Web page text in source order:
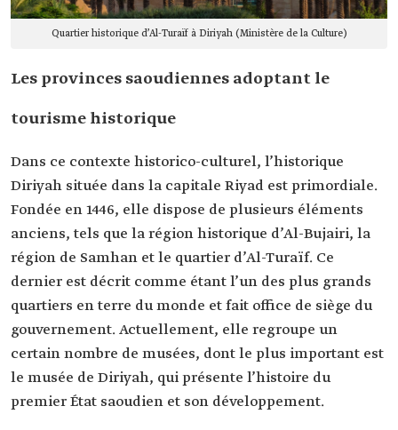
Quartier historique d’Al-Turaïf à Diriyah (Ministère de la Culture)
Les provinces saoudiennes adoptant le
tourisme historique
Dans ce contexte historico-culturel, l’historique
Diriyah située dans la capitale Riyad est primordiale.
Fondée en 1446, elle dispose de plusieurs éléments
anciens, tels que la région historique d’Al-Bujairi, la
région de Samhan et le quartier d’Al-Turaïf. Ce
dernier est décrit comme étant l’un des plus grands
quartiers en terre du monde et fait office de siège du
gouvernement. Actuellement, elle regroupe un
certain nombre de musées, dont le plus important est
le musée de Diriyah, qui présente l’histoire du
premier État saoudien et son développement.